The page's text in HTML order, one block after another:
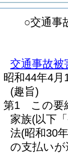
○交通事
交通事故被
昭和44年4
(趣旨)
第1 この要
家族(以下
法(昭和30
の支払い